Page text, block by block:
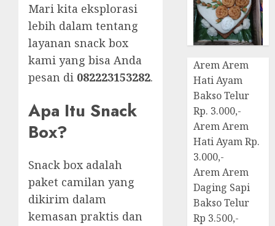
Mari kita eksplorasi
lebih dalam tentang
layanan snack box
kami yang bisa Anda
pesan di 082223153282.
Apa Itu Snack
Box?
Snack box adalah
paket camilan yang
dikirim dalam
kemasan praktis dan
Arem Arem
Hati Ayam
Bakso Telur
Rp. 3.000,-
Arem Arem
Hati Ayam Rp.
3.000,-
Arem Arem
Daging Sapi
Bakso Telur
Rp 3.500,-